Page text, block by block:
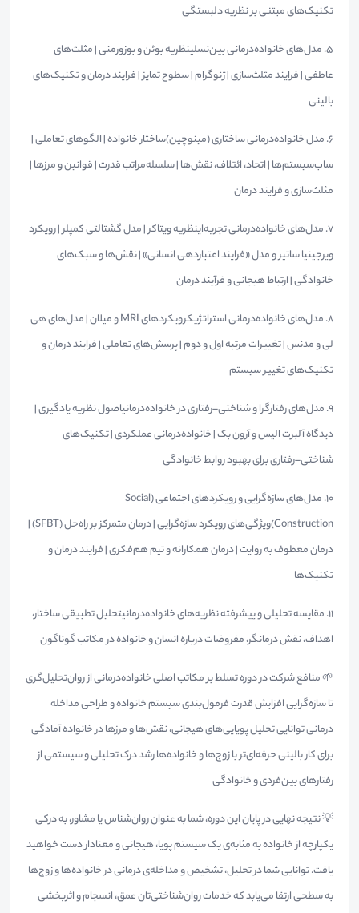
تکنیک‌های مبتنی بر نظریه دلبستگی
۵. مدل‌های خانواده‌درمانی بین‌نسلینظریه بوئن و بوزورمنی | مثلث‌های
عاطفی | فرایند مثلث‌سازی | ژنوگرام | سطوح تمایز | فرایند درمان و تکنیک‌های
بالینی
۶. مدل خانواده‌درمانی ساختاری (مینوچین)ساختار خانواده | الگوهای تعاملی |
ساب‌سیستم‌ها | اتحاد، ائتلاف، نقش‌ها | سلسله‌مراتب قدرت | قوانین و مرزها |
مثلث‌سازی و فرایند درمان
۷. مدل‌های خانواده‌درمانی تجربه‌اینظریه ویتاکر | مدل گشتالتی کمپلر | رویکرد
ویرجینیا ساتیر و مدل «فرایند اعتباردهی انسانی» | نقش‌ها و سبک‌های
خانوادگی | ارتباط هیجانی و فرآیند درمان
۸. مدل‌های خانواده‌درمانی استراتژیکرویکردهای MRI و میلان | مدل‌های هی
لی و مدنس | تغییرات مرتبه اول و دوم | پرسش‌های تعاملی | فرایند درمان و
تکنیک‌های تغییر سیستم
۹. مدل‌های رفتارگرا و شناختی–رفتاری در خانواده‌درمانیاصول نظریه یادگیری |
دیدگاه آلبرت الیس و آرون بک | خانواده‌درمانی عملکردی | تکنیک‌های
شناختی–رفتاری برای بهبود روابط خانوادگی
۱۰. مدل‌های سازه‌گرایی و رویکردهای اجتماعی (Social
Construction)ویژگی‌های رویکرد سازه‌گرایی | درمان متمرکز بر راه‌حل (SFBT) |
درمان معطوف به روایت | درمان همکارانه و تیم هم‌فکری | فرایند درمان و
تکنیک‌ها
۱۱. مقایسه تحلیلی و پیشرفته نظریه‌های خانواده‌درمانیتحلیل تطبیقی ساختار،
اهداف، نقش درمانگر، مفروضات درباره انسان و خانواده در مکاتب گوناگون
🌱 منافع شرکت در دوره تسلط بر مکاتب اصلی خانواده‌درمانی از روان‌تحلیل‌گری
تا سازه‌گرایی افزایش قدرت فرمول‌بندی سیستم خانواده و طراحی مداخله
درمانی توانایی تحلیل پویایی‌های هیجانی، نقش‌ها و مرزها در خانواده آمادگی
برای کار بالینی حرفه‌ای‌تر با زوج‌ها و خانواده‌ها رشد درک تحلیلی و سیستمی از
رفتارهای بین‌فردی و خانوادگی
💡 نتیجه نهایی در پایان این دوره، شما به عنوان روان‌شناس یا مشاور، به درکی
یکپارچه از خانواده به مثابه‌ی یک سیستم پویا، هیجانی و معنادار دست خواهید
یافت. توانایی شما در تحلیل، تشخیص و مداخله‌ی درمانی در خانواده‌ها و زوج‌ها
به سطحی ارتقا می‌یابد که خدمات روان‌شناختی‌تان عمق، انسجام و اثربخشی